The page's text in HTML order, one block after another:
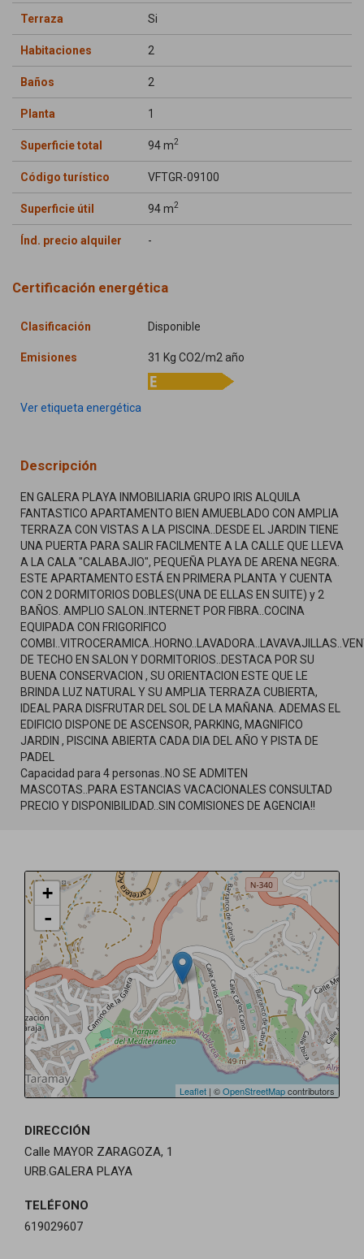
Terraza Si
Habitaciones 2
Baños 2
Planta 1
Superficie total 94 m2
Código turístico VFTGR-09100
Superficie útil 94 m2
Índ. precio alquiler -
Certificación energética
Clasificación Disponible
Emisiones 31 Kg CO2/m2 año
Ver etiqueta energética
162
31
Descripción
EN GALERA PLAYA INMOBILIARIA GRUPO IRIS ALQUILA
FANTASTICO APARTAMENTO BIEN AMUEBLADO CON AMPLIA
TERRAZA CON VISTAS A LA PISCINA..DESDE EL JARDIN TIENE
UNA PUERTA PARA SALIR FACILMENTE A LA CALLE QUE LLEVA
A LA CALA "CALABAJIO", PEQUEÑA PLAYA DE ARENA NEGRA.
ESTE APARTAMENTO ESTÁ EN PRIMERA PLANTA Y CUENTA
CON 2 DORMITORIOS DOBLES(UNA DE ELLAS EN SUITE) y 2
BAÑOS. AMPLIO SALON..INTERNET POR FIBRA..COCINA
EQUIPADA CON FRIGORIFICO
DE TECHO EN SALON Y DORMITORIOS..DESTACA POR SU
BUENA CONSERVACION , SU ORIENTACION ESTE QUE LE
BRINDA LUZ NATURAL Y SU AMPLIA TERRAZA CUBIERTA,
IDEAL PARA DISFRUTAR DEL SOL DE LA MAÑANA. ADEMAS EL
EDIFICIO DISPONE DE ASCENSOR, PARKING, MAGNIFICO
JARDIN , PISCINA ABIERTA CADA DIA DEL AÑO Y PISTA DE
PADEL
Capacidad para 4 personas..NO SE ADMITEN
MASCOTAS..PARA ESTANCIAS VACACIONALES CONSULTAD
PRECIO Y DISPONIBILIDAD..SIN COMISIONES DE AGENCIA!!
+
-
Leaflet | ©OpenStreetMapcontributors
DIRECCIÓN
Calle MAYOR ZARAGOZA, 1
URB.GALERA PLAYA
TELÉFONO
619029607